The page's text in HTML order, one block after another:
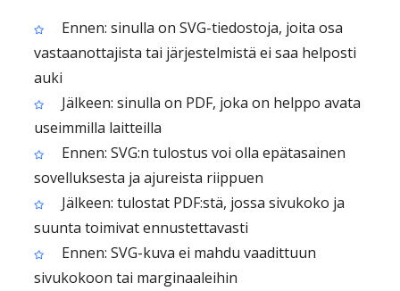
Ennen: sinulla on SVG-tiedostoja, joita osa
vastaanottajista tai järjestelmistä ei saa helposti
auki
Jälkeen: sinulla on PDF, joka on helppo avata
useimmilla laitteilla
Ennen: SVG:n tulostus voi olla epätasainen
sovelluksesta ja ajureista riippuen
Jälkeen: tulostat PDF:stä, jossa sivukoko ja
suunta toimivat ennustettavasti
Ennen: SVG-kuva ei mahdu vaadittuun
sivukokoon tai marginaaleihin